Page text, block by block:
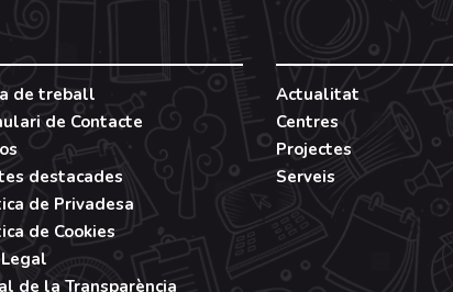
de treball
de Contacte
destacades
de Privadesa
de Cookies
de la Transparència
Actualitat
Centres
Projectes
Serveis